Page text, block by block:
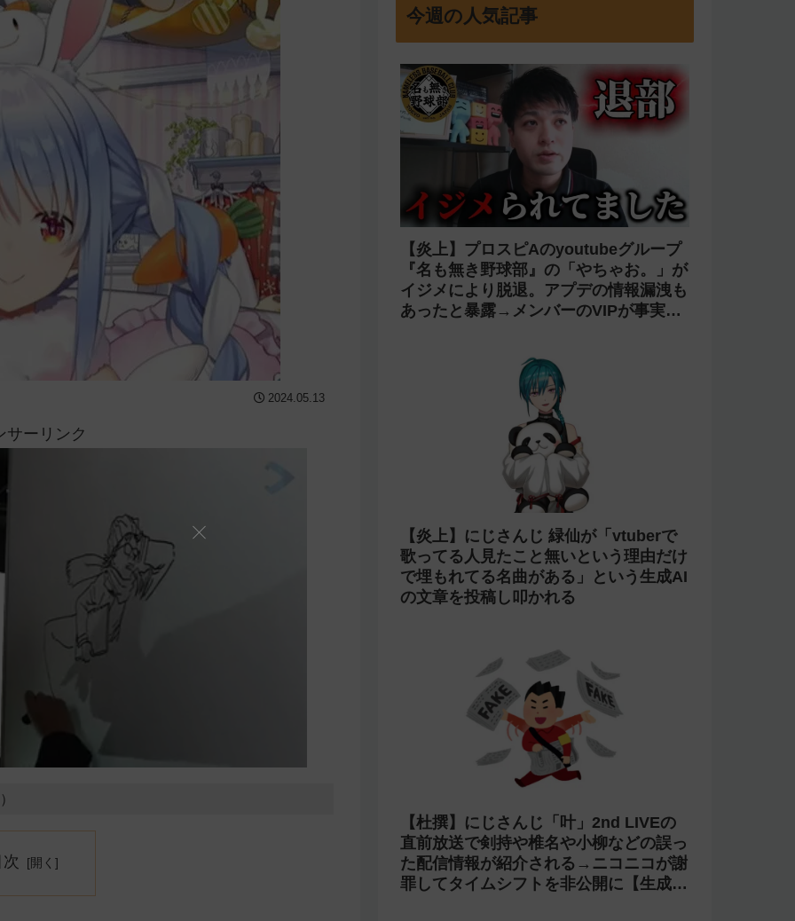
2024.05.13
サーリンク
今週の人気記事
【炎上】プロスピAのyoutubeグループ
『名も無き野球部』の「やちゃお。」が
イジメにより脱退。アプデの情報漏洩も
あったと暴露→メンバーのVIPが事実無
【炎上】にじさんじ 緑仙が「vtuberで
歌ってる人見たこと無いという理由だけ
で埋もれてる名曲がある」という生成AI
の文章を投稿し叩かれる
【杜撰】にじさんじ「叶」2nd LIVEの
直前放送で剣持や椎名や小柳などの誤っ
た配信情報が紹介される→ニコニコが謝
罪してタイムシフトを非公開に【生成